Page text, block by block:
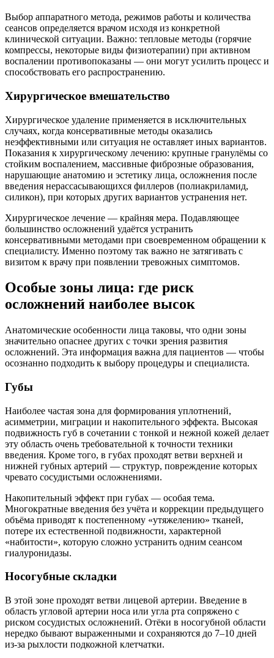
Выбор аппаратного метода, режимов работы и количества
сеансов определяется врачом исходя из конкретной
клинической ситуации. Важно: тепловые методы (горячие
компрессы, некоторые виды физиотерапии) при активном
воспалении противопоказаны — они могут усилить процесс и
способствовать его распространению.
Хирургическое вмешательство
Хирургическое удаление применяется в исключительных
случаях, когда консервативные методы оказались
неэффективными или ситуация не оставляет иных вариантов.
Показания к хирургическому лечению: крупные гранулёмы со
стойким воспалением, массивные фиброзные образования,
нарушающие анатомию и эстетику лица, осложнения после
введения нерассасывающихся филлеров (полиакриламид,
силикон), при которых других вариантов устранения нет.
Хирургическое лечение — крайняя мера. Подавляющее
большинство осложнений удаётся устранить
консервативными методами при своевременном обращении к
специалисту. Именно поэтому так важно не затягивать с
визитом к врачу при появлении тревожных симптомов.
Особые зоны лица: где риск
осложнений наиболее высок
Анатомические особенности лица таковы, что одни зоны
значительно опаснее других с точки зрения развития
осложнений. Эта информация важна для пациентов — чтобы
осознанно подходить к выбору процедуры и специалиста.
Губы
Наиболее частая зона для формирования уплотнений,
асимметрии, миграции и накопительного эффекта. Высокая
подвижность губ в сочетании с тонкой и нежной кожей делает
эту область очень требовательной к точности техники
введения. Кроме того, в губах проходят ветви верхней и
нижней губных артерий — структур, повреждение которых
чревато сосудистыми осложнениями.
Накопительный эффект при губах — особая тема.
Многократные введения без учёта и коррекции предыдущего
объёма приводят к постепенному «утяжелению» тканей,
потере их естественной подвижности, характерной
«набитости», которую сложно устранить одним сеансом
гиалуронидазы.
Носогубные складки
В этой зоне проходят ветви лицевой артерии. Введение в
область угловой артерии носа или угла рта сопряжено с
риском сосудистых осложнений. Отёки в носогубной области
нередко бывают выраженными и сохраняются до 7–10 дней
из-за рыхлости подкожной клетчатки.